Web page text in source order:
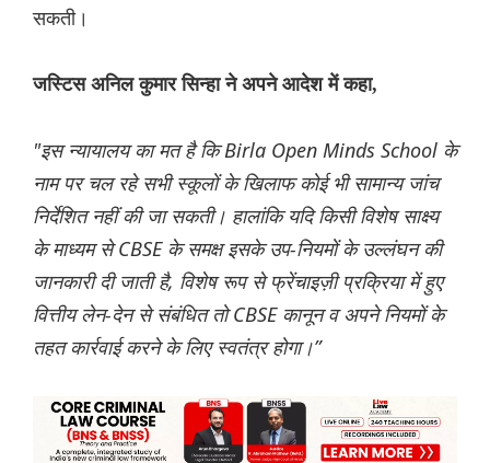
सकती।
जस्टिस अनिल कुमार सिन्हा ने अपने आदेश में कहा,
"इस न्यायालय का मत है कि Birla Open Minds School के
नाम पर चल रहे सभी स्कूलों के खिलाफ कोई भी सामान्य जांच
निर्देशित नहीं की जा सकती। हालांकि यदि किसी विशेष साक्ष्य
के माध्यम से CBSE के समक्ष इसके उप-नियमों के उल्लंघन की
जानकारी दी जाती है, विशेष रूप से फ्रेंचाइज़ी प्रक्रिया में हुए
वित्तीय लेन-देन से संबंधित तो CBSE कानून व अपने नियमों के
तहत कार्रवाई करने के लिए स्वतंत्र होगा।”